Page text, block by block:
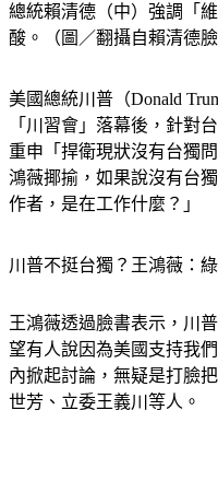
總統賴清德（中）強調「
酸。（圖／翻攝自賴清德臉
美國總統川普（Donald
「川習會」落幕後，針對
重申「捍衛現狀沒有台獨
鴻薇揶揄，如果說沒有台
作者，是在工作什麼？」
川普不挺台獨？王鴻薇：
王鴻薇透過臉書表示，川
望有人說因為美國支持我
內掀起討論，無疑是打臉
世芳、立委王義川等人。